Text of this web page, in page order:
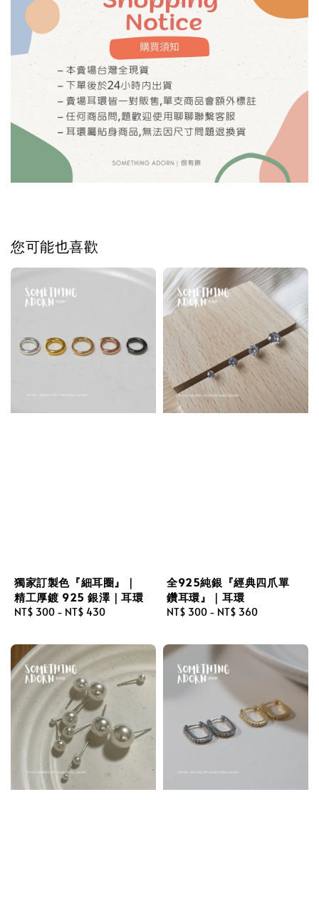
您可能也喜歡
獨家訂製色『細耳圈』｜
精工厚鍍 925 銀澤｜耳環
Regular
NT$ 300 - NT$ 430
全925純銀『經典四爪單
鑽耳環』｜耳環
Regular
NT$ 300 - NT$ 360